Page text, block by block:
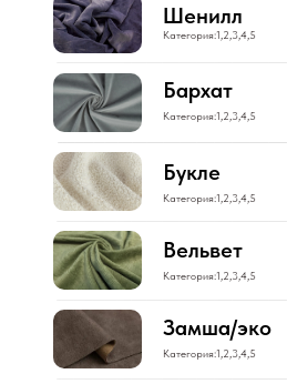
Категория:1,2,3,4,5
Букле
Вельвет
Категория:1,2,3,4,5
Категория:1,2,3,4,5
Шенилл
Замша/эко
Категория:1,2,3,4,5
Категория:1,2,3,4,5
Бархат